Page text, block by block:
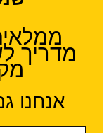
מדריך
אנחנו גם ב:​